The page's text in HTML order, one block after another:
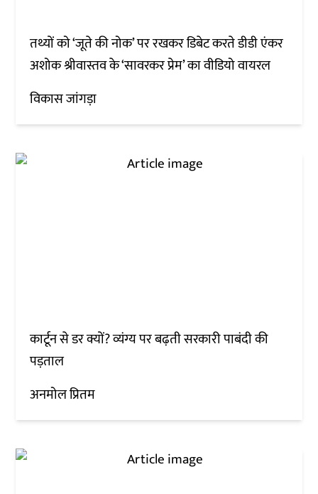
तथ्यों को ‘जूते की नोक’ पर रखकर डिबेट करते डीडी एंकर
अशोक श्रीवास्तव के ‘सावरकर प्रेम’ का वीडियो वायरल
विकास जांगड़ा
कार्टून से डर क्यों? व्यंग्य पर बढ़ती सरकारी पाबंदी की
पड़ताल
अनमोल प्रितम